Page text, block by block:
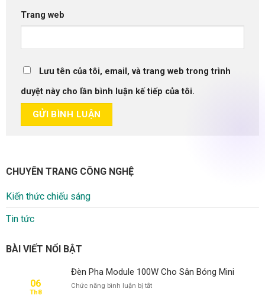
Trang web
Lưu tên của tôi, email, và trang web trong trình
duyệt này cho lần bình luận kế tiếp của tôi.
CHUYÊN TRANG CÔNG NGHỆ
Kiến thức chiếu sáng
Tin tức
BÀI VIẾT NỔI BẬT
06
Th8
Đèn Pha Module 100W Cho Sân Bóng Mini
Chức năng bình luận bị tắtở